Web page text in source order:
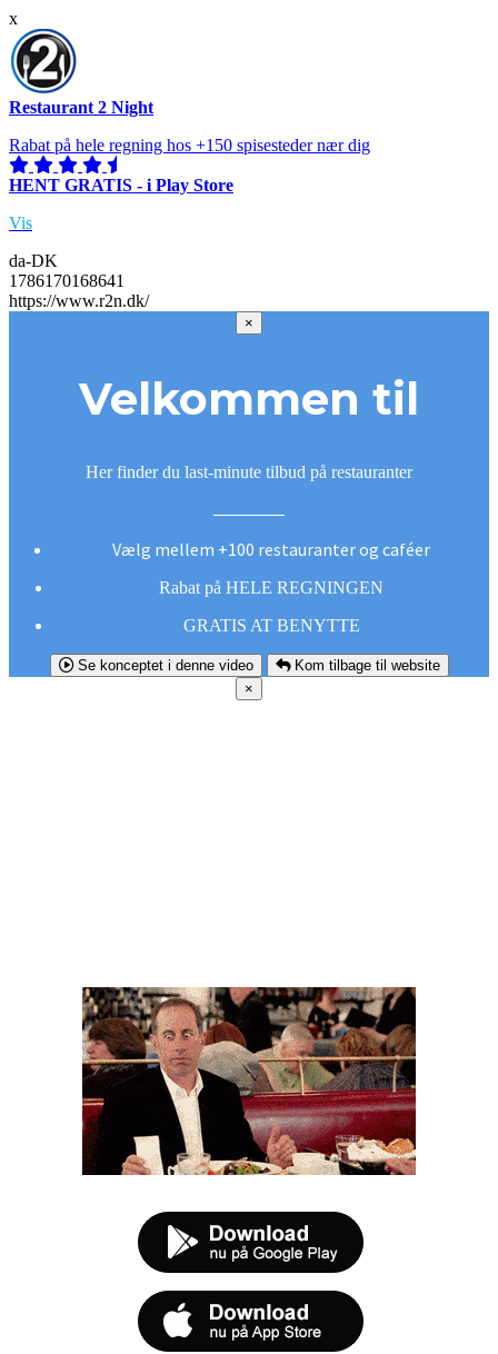
x
Restaurant 2 Night
Rabat på hele regning hos +150 spisesteder nær dig
HENT GRATIS - i Play Store
Vis
da-DK
1786170168641
https://www.r2n.dk/
×
Velkommen til
Her finder du last-minute tilbud på restauranter
Vælg mellem +100 restauranter og caféer
Rabat på HELE REGNINGEN
GRATIS AT BENYTTE
Se konceptet i denne video
Kom tilbage til website
×